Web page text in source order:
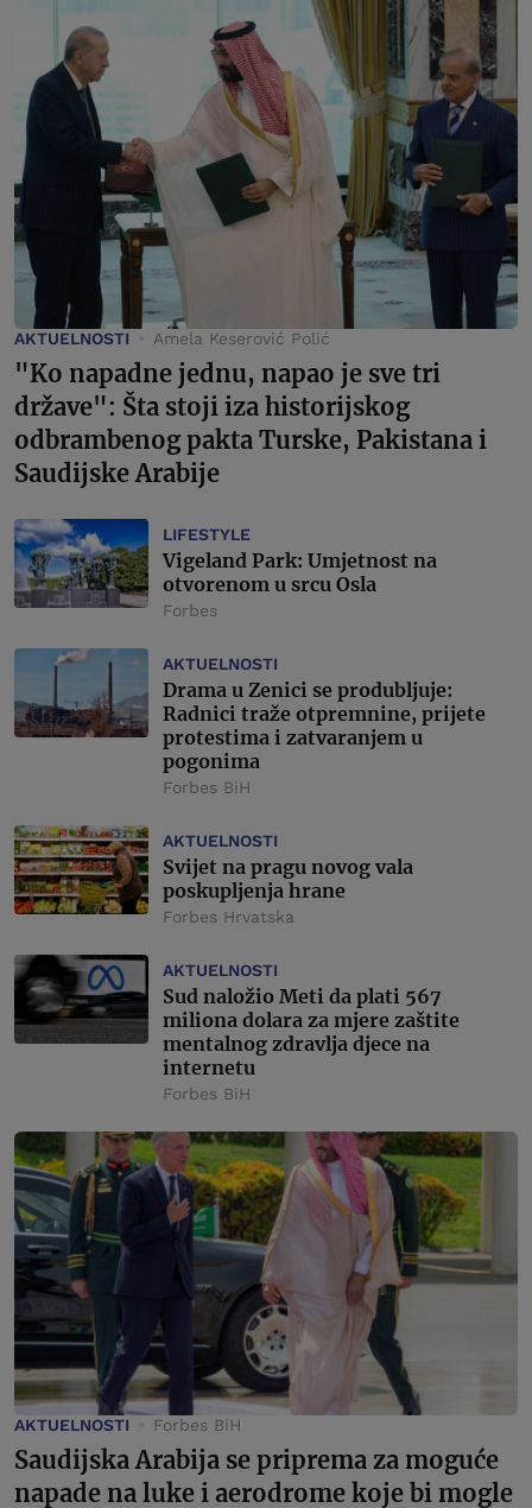
AKTUELNOSTI Amela Keserović Polić
"Ko napadne jednu, napao je sve tri
države": Šta stoji iza historijskog
odbrambenog pakta Turske, Pakistana i
Saudijske Arabije
LIFESTYLE
Vigeland Park: Umjetnost na
otvorenom u srcu Osla
Forbes
AKTUELNOSTI
Drama u Zenici se produbljuje:
Radnici traže otpremnine, prijete
protestima i zatvaranjem u
pogonima
Forbes BiH
AKTUELNOSTI
Svijet na pragu novog vala
poskupljenja hrane
Forbes Hrvatska
AKTUELNOSTI
Sud naložio Meti da plati 567
miliona dolara za mjere zaštite
mentalnog zdravlja djece na
internetu
Forbes BiH
AKTUELNOSTI Forbes BiH
Saudijska Arabija se priprema za moguće
napade na luke i aerodrome koje bi mogle